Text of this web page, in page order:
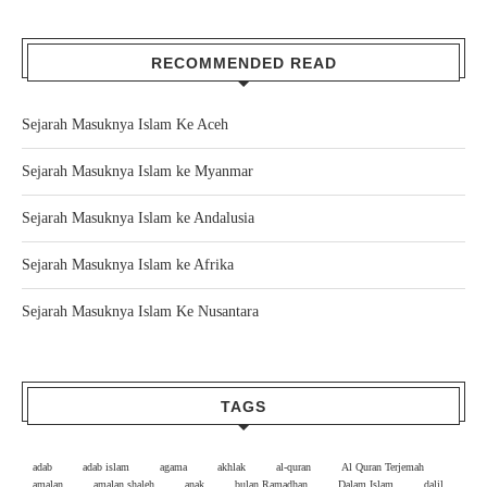
RECOMMENDED READ
Sejarah Masuknya Islam Ke Aceh
Sejarah Masuknya Islam ke Myanmar
Sejarah Masuknya Islam ke Andalusia
Sejarah Masuknya Islam ke Afrika
Sejarah Masuknya Islam Ke Nusantara
TAGS
adab adab islam agama akhlak al-quran
Al Quran Terjemah
amalan
amalan shaleh anak bulan Ramadhan Dalam Islam dalil